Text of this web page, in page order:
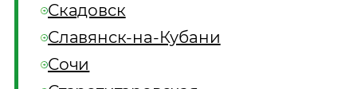
Скадовск
Славянск-на-Кубани
Сочи